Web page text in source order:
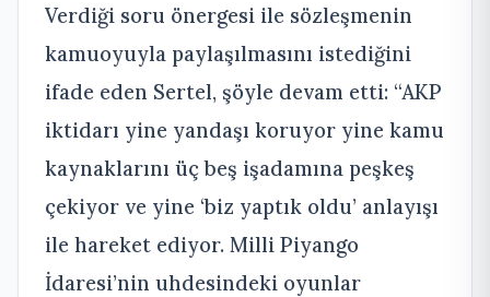
Verdiği soru önergesi ile sözleşmenin
kamuoyuyla paylaşılmasını istediğini
ifade eden Sertel, şöyle devam etti: “AKP
iktidarı yine yandaşı koruyor yine kamu
kaynaklarını üç beş işadamına peşkeş
çekiyor ve yine ‘biz yaptık oldu’ anlayışı
ile hareket ediyor. Milli Piyango
İdaresi’nin uhdesindeki oyunlar